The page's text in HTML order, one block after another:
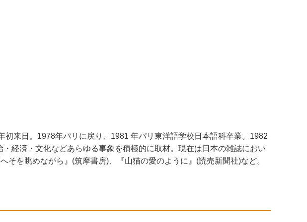
来日。1978年パリに戻り、1981 年パリ東洋語学校日本語科卒業。1982
経済・文化などあらゆる事象を積極的に取材。現在は日本の雑誌におい
を眺めながら』(筑摩書房)、『山猫の愛のように』(読売新聞社)など。